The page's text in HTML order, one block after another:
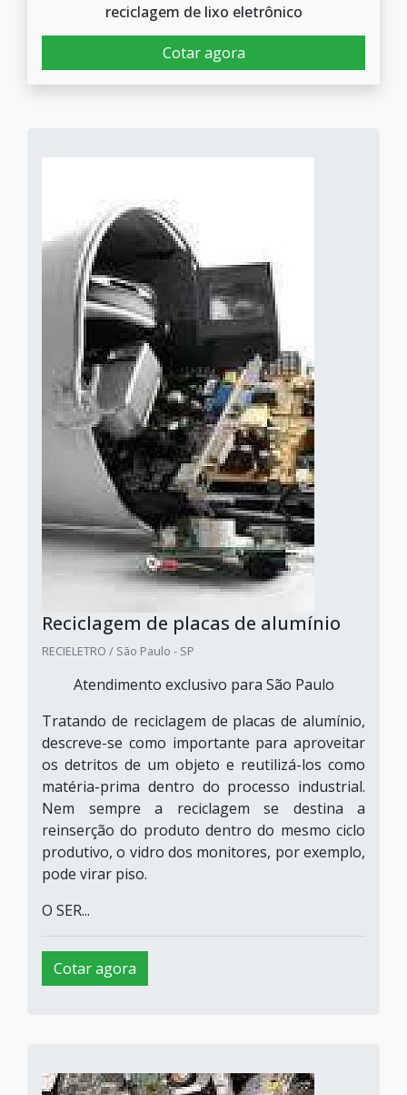
reciclagem de lixo eletrônico
Cotar agora
Reciclagem de placas de alumínio
RECIELETRO / São Paulo - SP
Atendimento exclusivo para São Paulo
Tratando de reciclagem de placas de alumínio,
descreve-se como importante para aproveitar
os detritos de um objeto e reutilizá-los como
matéria-prima dentro do processo industrial.
Nem sempre a reciclagem se destina a
reinserção do produto dentro do mesmo ciclo
produtivo, o vidro dos monitores, por exemplo,
pode virar piso.
O SER...
Cotar agora